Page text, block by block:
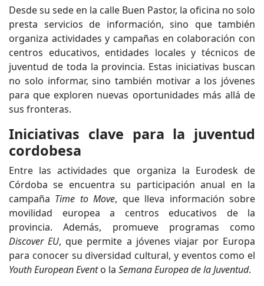
Desde su sede en la calle Buen Pastor, la oficina no solo
presta servicios de información, sino que también
organiza actividades y campañas en colaboración con
centros educativos, entidades locales y técnicos de
juventud de toda la provincia. Estas iniciativas buscan
no solo informar, sino también motivar a los jóvenes
para que exploren nuevas oportunidades más allá de
sus fronteras.
Iniciativas clave para la juventud
cordobesa
Entre las actividades que organiza la Eurodesk de
Córdoba se encuentra su participación anual en la
campaña Time to Move, que lleva información sobre
movilidad europea a centros educativos de la
provincia. Además, promueve programas como
Discover EU, que permite a jóvenes viajar por Europa
para conocer su diversidad cultural, y eventos como el
Youth European Evento la Semana Europea de la Juventud.